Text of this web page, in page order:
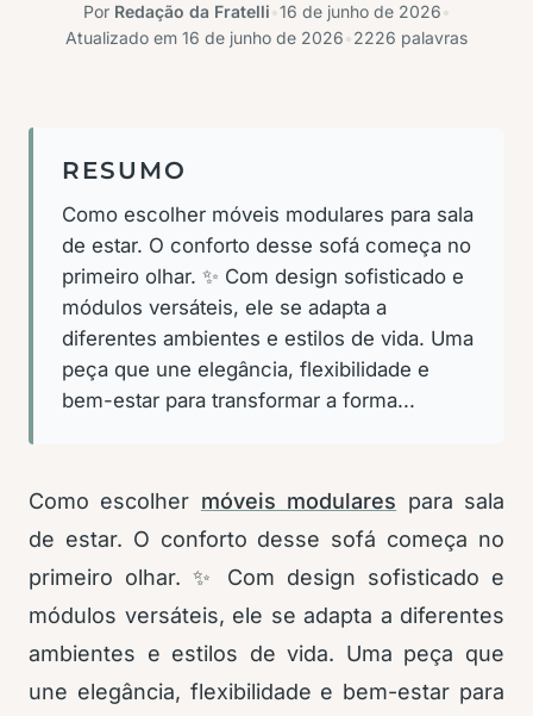
Por Redação da Fratelli 16 de junho de 2026
Atualizado em 16 de junho de 2026 2226 palavras
RESUMO
Como escolher móveis modulares para sala
de estar. O conforto desse sofá começa no
primeiro olhar. ✨ Com design sofisticado e
módulos versáteis, ele se adapta a
diferentes ambientes e estilos de vida. Uma
peça que une elegância, flexibilidade e
bem-estar para transformar a forma...
Como escolher móveis modulares para sala
de estar. O conforto desse sofá começa no
primeiro olhar. ✨ Com design sofisticado e
módulos versáteis, ele se adapta a diferentes
ambientes e estilos de vida. Uma peça que
une elegância, flexibilidade e bem-estar para